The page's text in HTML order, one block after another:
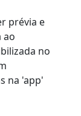
prévia e
ao
no
na 'app'